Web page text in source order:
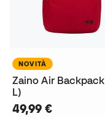
NOVITÀ
Zaino Air
L)
49,99 €